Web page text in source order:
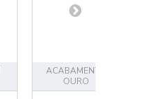
ACABAMENTO
OURO